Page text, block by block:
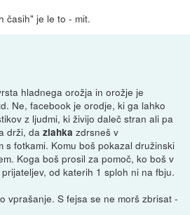
časih" je le to - mit.
hladnega orožja in orožje je
Ne, facebook je orodje, ki ga lahko
z ljudmi, ki živijo daleč stran ali pa
drži, dazlahka zdrsneš v
s fotkami. Komu boš pokazal družinski
Koga boš prosil za pomoč, ko boš v
od katerih 1 sploh ni na fbju.
vprašanje. S fejsa se ne morš zbrisat -